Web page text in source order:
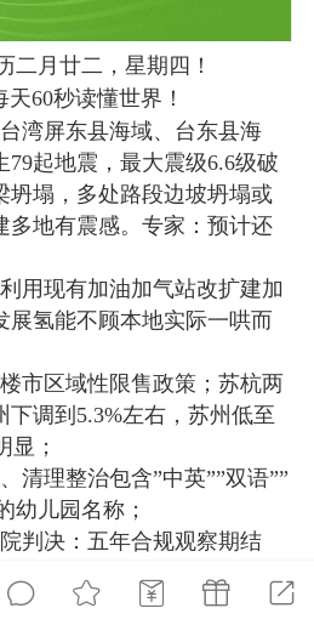
妍 卡卡美业
每次200金币 点击购买
爆汗熊
微晶溶斑术
加盟商
白脸！一、项
仪器）× 草本
产品）这是一套
二月廿二，星期四！
60秒读懂世界！
湾屏东县海域、台东县海
起地震，最大震级6.6级破
坍塌，多处路段边坡坍塌或
多地有震感。专家：预计还
用现有加油加气站改扩建加
展氢能不顾本地实际一哄而
市区域性限售政策；苏杭两
调到5.3%左右，苏州低至
显；
清理整治包含”中英””双语””
幼儿园名称；
判决：五年合规观察期结
逾40%；